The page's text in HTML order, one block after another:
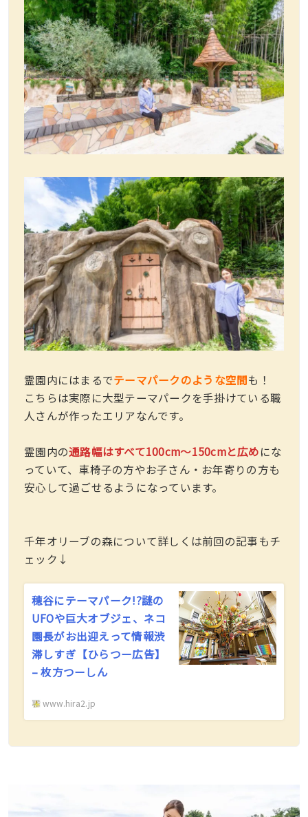
霊園内にはまるでテーマパークのような空間も！
こちらは実際に大型テーマパークを手掛けている職
人さんが作ったエリアなんです。
霊園内の通路幅はすべて100cm〜150cmと広めにな
っていて、車椅子の方やお子さん・お年寄りの方も
安心して過ごせるようになっています。
千年オリーブの森について詳しくは前回の記事もチ
ェック↓
穂谷にテーマパーク!?謎の
UFOや巨大オブジェ、ネコ
園長がお出迎えって情報渋
滞しすぎ【ひらつー広告】
– 枚方つーしん
www.hira2.jp